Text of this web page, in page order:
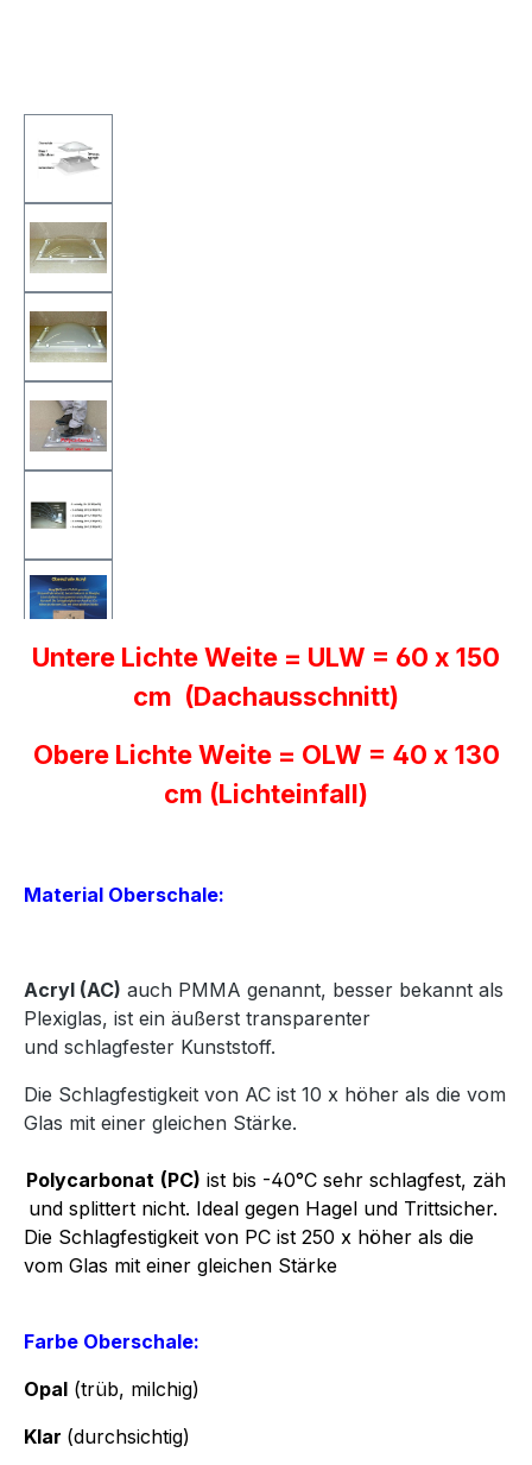
Untere Lichte Weite = ULW = 60 x 150
cm (Dachausschnitt)
Obere Lichte Weite = OLW = 40 x 130
cm (Lichteinfall)
Material Oberschale:
Acryl (AC) auch PMMA genannt, besser bekannt als
Plexiglas, ist ein äußerst transparenter
und schlagfester Kunststoff.
Die Schlagfestigkeit von AC ist 10 x höher als die vom
Glas mit einer gleichen Stärke.
Polycarbonat (PC) ist bis -40°C sehr schlagfest, zäh
und splittert nicht. Ideal gegen Hagel und Trittsicher.
Die Schlagfestigkeit von PC ist 250 x höher als die
vom Glas mit einer gleichen Stärke
Farbe Oberschale:
Opal (trüb, milchig)
Klar (durchsichtig)